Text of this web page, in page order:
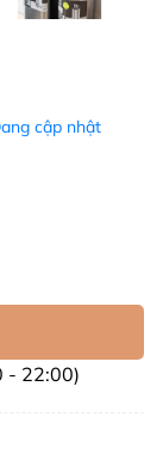
cập nhật
- 22:00)